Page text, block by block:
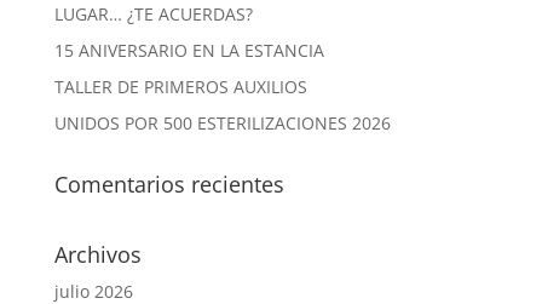
LUGAR… ¿TE ACUERDAS?
15 ANIVERSARIO EN LA ESTANCIA
TALLER DE PRIMEROS AUXILIOS
UNIDOS POR 500 ESTERILIZACIONES 2026
Comentarios recientes
Archivos
julio 2026